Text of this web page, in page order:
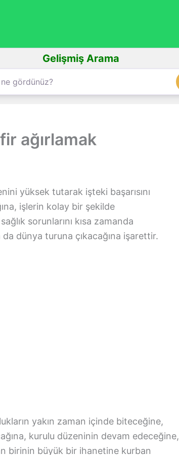
Gelişmiş Arama
ağırlamak
yüksek tutarak işteki başarısını
işlerin kolay bir şekilde
sorunlarını kısa zamanda
da dünya turuna çıkacağına işarettir.
yakın zaman içinde biteceğine,
kurulu düzeninin devam edeceğine,
birinin büyük bir ihanetine kurban